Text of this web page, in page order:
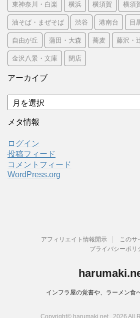
東神奈川・白楽 横浜 横須賀 横須
油そば・まぜそば 渋谷 港南台 目
自由が丘 蒲田・大森 蕎麦 藤沢・
金沢八景・文庫 閉店
アーカイブ
ア
ー
カ
ブ
メタ情報
ログイン
投稿フィード
コメントフィード
WordPress.org
アフィリエイト情報開示 このサ
プライバシーポリ
インフラ屋の覚書や、ラーメン食
Copyright© harumaki.net , 2026 All